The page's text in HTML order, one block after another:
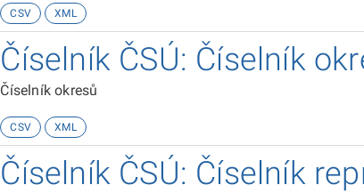
CSV XML
Číselník ČSÚ: Číselník
Číselník okresů
CSV XML
Číselník ČSÚ: Číselník